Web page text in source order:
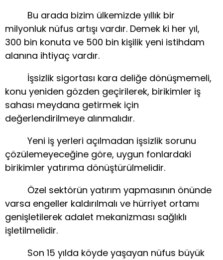
Bu arada bizim ülkemizde yıllık bir
milyonluk nüfus artışı vardır. Demek ki her yıl,
300 bin konuta ve 500 bin kişilik yeni istihdam
alanına ihtiyaç vardır.
İşsizlik sigortası kara deliğe dönüşmemeli,
konu yeniden gözden geçirilerek, birikimler iş
sahası meydana getirmek için
değerlendirilmeye alınmalıdır.
Yeni iş yerleri açılmadan işsizlik sorunu
çözülemeyeceğine göre, uygun fonlardaki
birikimler yatırıma dönüştürülmelidir.
Özel sektörün yatırım yapmasının önünde
varsa engeller kaldırılmalı ve hürriyet ortamı
genişletilerek adalet mekanizması sağlıklı
işletilmelidir.
Son 15 yılda köyde yaşayan nüfus büyük